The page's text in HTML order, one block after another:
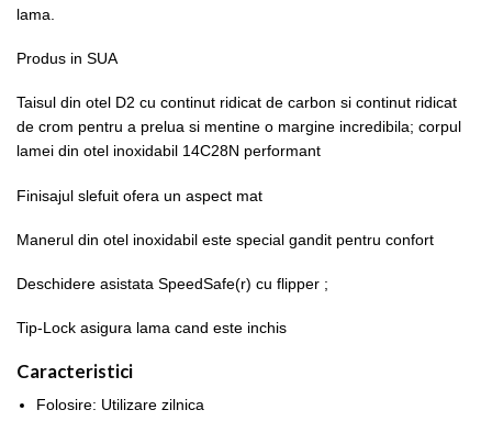
lama.
Produs in SUA
Taisul din otel D2 cu continut ridicat de carbon si continut ridicat
de crom pentru a prelua si mentine o margine incredibila; corpul
lamei din otel inoxidabil 14C28N performant
Finisajul slefuit ofera un aspect mat
Manerul din otel inoxidabil este special gandit pentru confort
Deschidere asistata SpeedSafe(r) cu flipper ;
Tip-Lock asigura lama cand este inchis
Caracteristici
Folosire: Utilizare zilnica